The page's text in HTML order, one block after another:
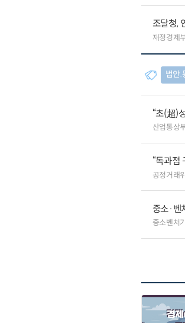
조달청,
재정경제
법안.
“초(超)
산업통상
“독과점
공정거래
중소·벤
중소벤처